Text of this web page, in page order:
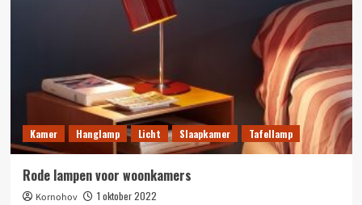
Kamer Hanglamp Licht Slaapkamer Tafellamp
Rode lampen voor woonkamers
Kornohov
1 oktober 2022